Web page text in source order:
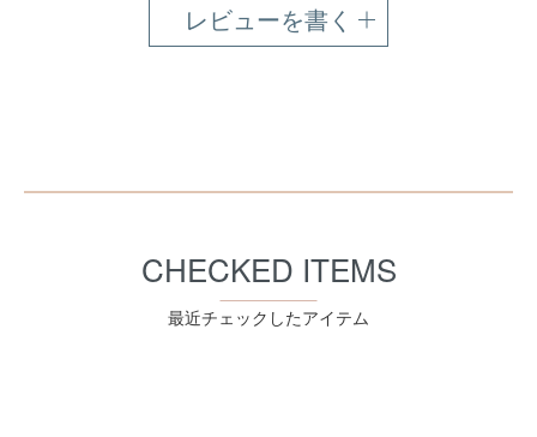
レビューを書く
CHECKED ITEMS
最近チェックしたアイテム